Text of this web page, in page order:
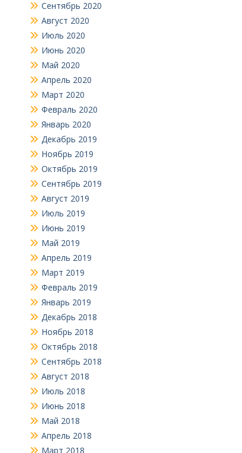
Сентябрь 2020
Август 2020
Июль 2020
Июнь 2020
Май 2020
Апрель 2020
Март 2020
Февраль 2020
Январь 2020
Декабрь 2019
Ноябрь 2019
Октябрь 2019
Сентябрь 2019
Август 2019
Июль 2019
Июнь 2019
Май 2019
Апрель 2019
Март 2019
Февраль 2019
Январь 2019
Декабрь 2018
Ноябрь 2018
Октябрь 2018
Сентябрь 2018
Август 2018
Июль 2018
Июнь 2018
Май 2018
Апрель 2018
Март 2018